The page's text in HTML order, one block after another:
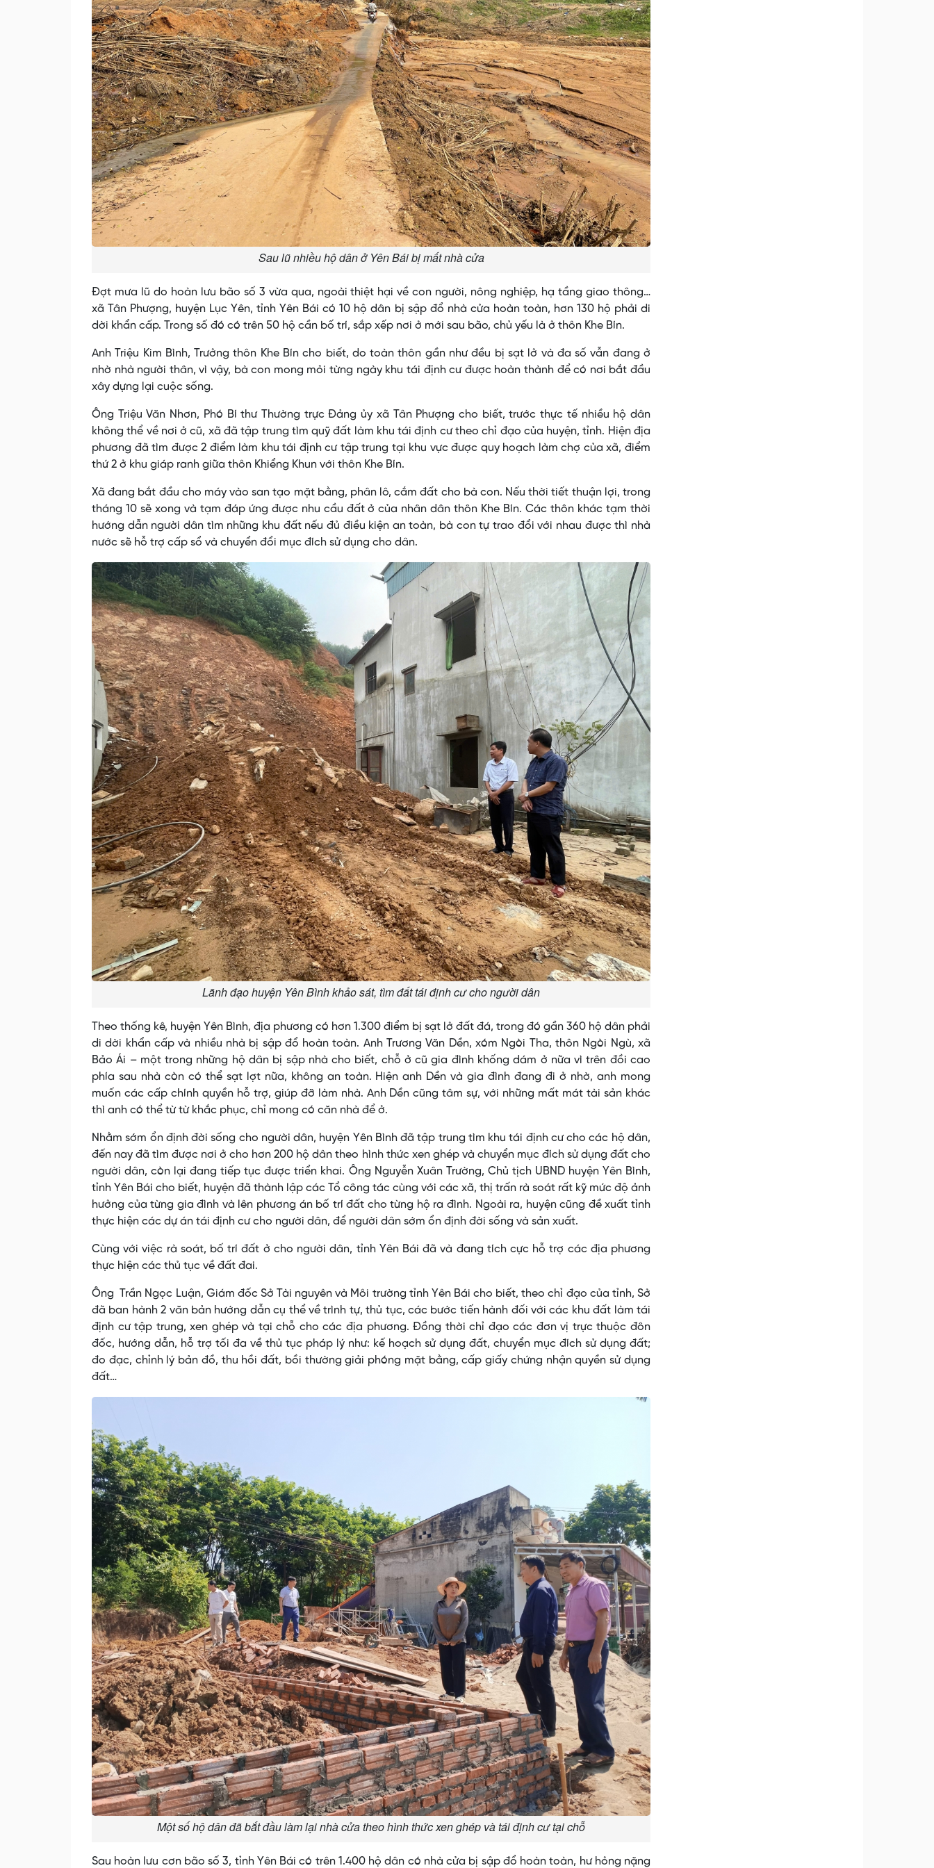
Sau lũ nhiều hộ dân ở Yên Bái bị mất nhà cửa
Đợt mưa lũ do hoàn lưu bão số 3 vừa qua, ngoài thiệt hại về con người, nông nghiệp, hạ tầng giao thông…
xã Tân Phượng, huyện Lục Yên, tỉnh Yên Bái có 10 hộ dân bị sập đổ nhà cửa hoàn toàn, hơn 130 hộ phải di
dời khẩn cấp. Trong số đó có trên 50 hộ cần bố trí, sắp xếp nơi ở mới sau bão, chủ yếu là ở thôn Khe Bín.
Anh Triệu Kim Bình, Trưởng thôn Khe Bín cho biết, do toàn thôn gần như đều bị sạt lở và đa số vẫn đang ở
nhờ nhà người thân, vì vậy, bà con mong mỏi từng ngày khu tái định cư được hoàn thành để có nơi bắt đầu
xây dựng lại cuộc sống.
Ông Triệu Văn Nhơn, Phó Bí thư Thường trực Đảng ủy xã Tân Phượng cho biết, trước thực tế nhiều hộ dân
không thể về nơi ở cũ, xã đã tập trung tìm quỹ đất làm khu tái định cư theo chỉ đạo của huyện, tỉnh. Hiện địa
phương đã tìm được 2 điểm làm khu tái định cư tập trung tại khu vực được quy hoạch làm chợ của xã, điểm
thứ 2 ở khu giáp ranh giữa thôn Khiểng Khun với thôn Khe Bín.
Xã đang bắt đầu cho máy vào san tạo mặt bằng, phân lô, cắm đất cho bà con. Nếu thời tiết thuận lợi, trong
tháng 10 sẽ xong và tạm đáp ứng được nhu cầu đất ở của nhân dân thôn Khe Bín. Các thôn khác tạm thời
hướng dẫn người dân tìm những khu đất nếu đủ điều kiện an toàn, bà con tự trao đổi với nhau được thì nhà
nước sẽ hỗ trợ cấp sổ và chuyển đổi mục đích sử dụng cho dân.
Lãnh đạo huyện Yên Bình khảo sát, tìm đất tái định cư cho người dân
Theo thống kê, huyện Yên Bình, địa phương có hơn 1.300 điểm bị sạt lở đất đá, trong đó gần 360 hộ dân phải
di dời khẩn cấp và nhiều nhà bị sập đổ hoàn toàn. Anh Trương Văn Dền, xóm Ngòi Tha, thôn Ngòi Ngù, xã
Bảo Ái – một trong những hộ dân bị sập nhà cho biết, chỗ ở cũ gia đình khống dám ở nữa vì trên đồi cao
phía sau nhà còn có thể sạt lợt nữa, không an toàn. Hiện anh Dền và gia đình đang đi ở nhờ, anh mong
muốn các cấp chính quyền hỗ trợ, giúp đỡ làm nhà. Anh Dền cũng tâm sự, với những mất mát tài sản khác
thì anh có thể từ từ khắc phục, chỉ mong có căn nhà để ở.
Nhằm sớm ổn định đời sống cho người dân, huyện Yên Bình đã tập trung tìm khu tái định cư cho các hộ dân,
đến nay đã tìm được nơi ở cho hơn 200 hộ dân theo hình thức xen ghép và chuyển mục đích sử dụng đất cho
người dân, còn lại đang tiếp tục được triển khai. Ông Nguyễn Xuân Trường, Chủ tịch UBND huyện Yên Bình,
tỉnh Yên Bái cho biết, huyện đã thành lập các Tổ công tác cùng với các xã, thị trấn rà soát rất kỹ mức độ ảnh
hưởng của từng gia đình và lên phương án bố trí đất cho từng hộ ra đình. Ngoài ra, huyện cũng đề xuất tỉnh
thực hiện các dự án tái định cư cho người dân, để người dân sớm ổn định đời sống và sản xuất.
Cùng với việc rà soát, bố trí đất ở cho người dân, tỉnh Yên Bái đã và đang tích cực hỗ trợ các địa phương
thực hiện các thủ tục về đất đai.
Ông Trần Ngọc Luận, Giám đốc Sở Tài nguyên và Môi trường tỉnh Yên Bái cho biết, theo chỉ đạo của tỉnh, Sở
đã ban hành 2 văn bản hướng dẫn cụ thể về trình tự, thủ tục, các bước tiến hành đối với các khu đất làm tái
định cư tập trung, xen ghép và tại chỗ cho các địa phương. Đồng thời chỉ đạo các đơn vị trực thuộc đôn
đốc, hướng dẫn, hỗ trợ tối đa về thủ tục pháp lý như: kế hoạch sử dụng đất, chuyển mục đích sử dụng đất;
đo đạc, chỉnh lý bản đồ, thu hồi đất, bồi thường giải phóng mặt bằng, cấp giấy chứng nhận quyền sử dụng
đất…
Một số hộ dân đã bắt đầu làm lại nhà cửa theo hình thức xen ghép và tái định cư tại chỗ
Sau hoàn lưu cơn bão số 3, tỉnh Yên Bái có trên 1.400 hộ dân có nhà cửa bị sập đổ hoàn toàn, hư hỏng nặng